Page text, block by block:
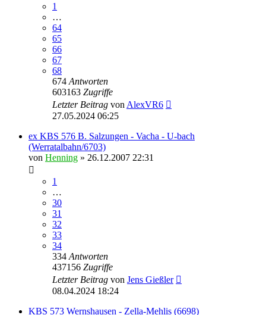
1
…
64
65
66
67
68
674 Antworten
603163 Zugriffe
Letzter Beitrag von AlexVR6
27.05.2024 06:25
ex KBS 576 B. Salzungen - Vacha - U-bach
(Werratalbahn/6703)
von Henning » 26.12.2007 22:31
1
…
30
31
32
33
34
334 Antworten
437156 Zugriffe
Letzter Beitrag von Jens Gießler
08.04.2024 18:24
KBS 573 Wernshausen - Zella-Mehlis (6698)